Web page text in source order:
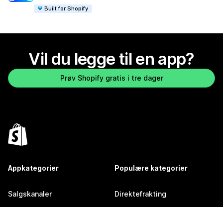
Built for Shopify
Vil du legge til en app?
Prøv Shopify gratis i tre dager
Appkategorier
Salgskanaler
Populære kategorier
Direktefrakting